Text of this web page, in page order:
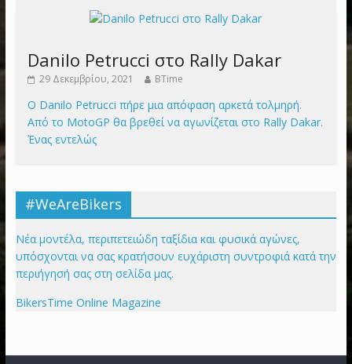
Danilo Petrucci στο Rally Dakar
29 Δεκεμβρίου, 2021 BTime
Ο Danilo Petrucci πήρε μια απόφαση αρκετά τολμηρή.
Από το MotoGP θα βρεθεί να αγωνίζεται στο Rally Dakar.
Ένας εντελώς
#WeAreBikers
Νέα μοντέλα, περιπετειώδη ταξίδια και φυσικά αγώνες,
υπόσχονται να σας κρατήσουν ευχάριστη συντροφιά κατά την
περιήγησή σας στη σελίδα μας.
BikersTime Online Magazine